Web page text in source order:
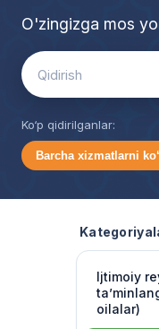
O'zingizga mos
Search
for:
Ko‘p qidirilganlar:
Barcha xizmatlarni
Ijtimoiy
oilalar)